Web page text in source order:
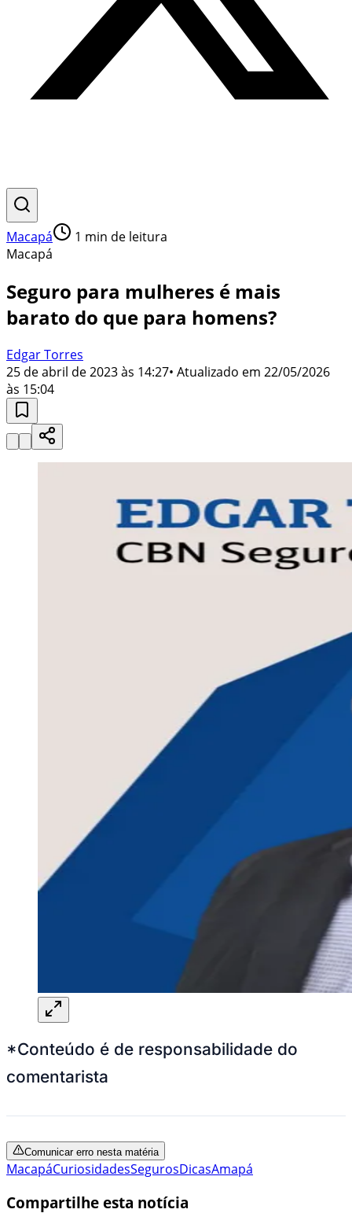
Macapá 1 min de leitura
Macapá
Seguro para mulheres é mais
barato do que para homens?
Edgar Torres
25 de abril de 2023 às 14:27• Atualizado em 22/05/2026
às 15:04
*Conteúdo é de responsabilidade do
comentarista
Comunicar erro nesta matéria
MacapáCuriosidadesSegurosDicasAmapá
Compartilhe esta notícia